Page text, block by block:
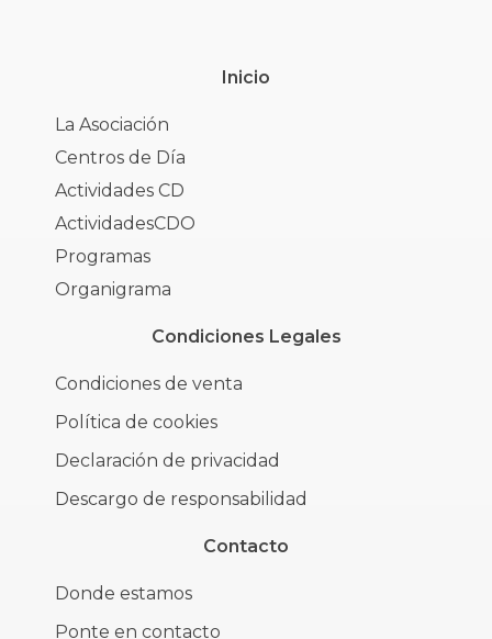
Inicio
La Asociación
Centros de Día
Actividades CD
ActividadesCDO
Programas
Organigrama
Condiciones Legales
Condiciones de venta
Política de cookies
Declaración de privacidad
Descargo de responsabilidad
Contacto
Donde estamos
Ponte en contacto